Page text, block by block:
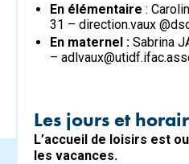
En élémentaire :
31 – direction.vaux
En maternel : Sabrina
–
Les jours et
L’accueil de loisirs est
les vacances.